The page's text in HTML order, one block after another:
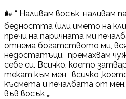
🌬 “ Наливам восък, наливам
бедността (или името на
пречи на паричната ми
отнема богатството ми,
недостатъци, премахвам
себе си. Всичко, което
текат към мен , всичко
късмета и печалбата от мен,
във восък „.